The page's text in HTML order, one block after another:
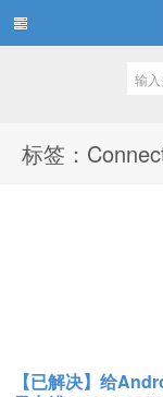
标签：
【已解决】给